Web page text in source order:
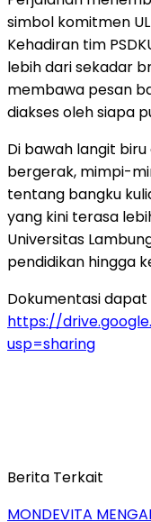
simbol komitmen
Kehadiran tim
lebih dari sekadar
membawa pesan
diakses oleh siapa
Di bawah langit
bergerak, mimpi-
tentang bangku
yang kini terasa
Universitas
pendidikan hingga
Dokumentasi dapat
https://
usp=sharing
Berita Terkait
MONDEVITA